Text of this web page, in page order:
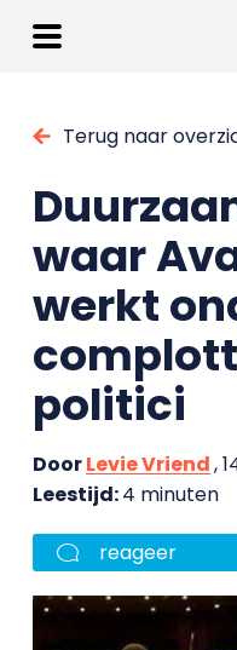
Terug naar
waar
werkt
politici
DoorLevie Vriend,
Leestijd:4 minuten
reageer